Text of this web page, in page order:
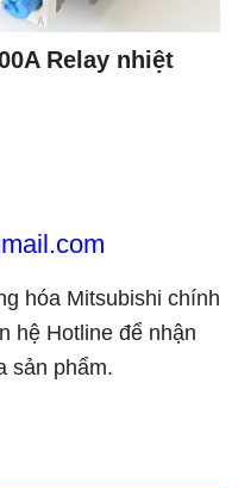
Relay nhiệt
hóa Mitsubishi chính
hệ Hotline để nhận
sản phẩm.